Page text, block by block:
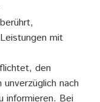
mit
den
nach
informieren. Bei